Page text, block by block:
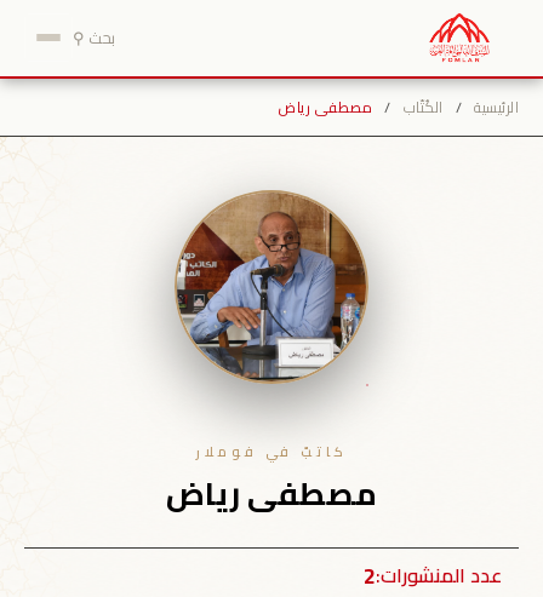
المحتوى
بحث ⚲
الرئيسية / الكُتّاب / مصطفى رياض
كاتبٌ في فوملار
مصطفى رياض
عدد المنشورات:2